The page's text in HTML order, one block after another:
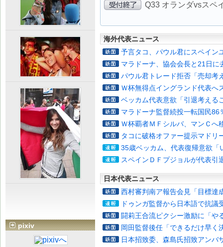
Q33 オランダvsスペ
海外代表ニュース
予言タコ、パウル君にスペイン
マラドーナ、協会会長と21日に
パウル君トレード拒否「売却考
Ｗ杯無得点イングランド代表へ
ベッカム代表意欲「引退考える
マラドーナ監督続投一転国民86
Ｗ杯覇者ＭＦシルバ、マンＣへ
タコに破格オファー提示マドリ
35歳ベッカム、代表復帰意欲「
スペインＤＦプジョルが代表引
日本代表ニュース
西村審判南ア報告会見「目標達
ドゥンガ監督から日本語で抗議
闘莉王合流ピクシー激励に「や
岡田監督後任「できるだけ早く
日本招致委、森島氏招致アンバ
pixiv